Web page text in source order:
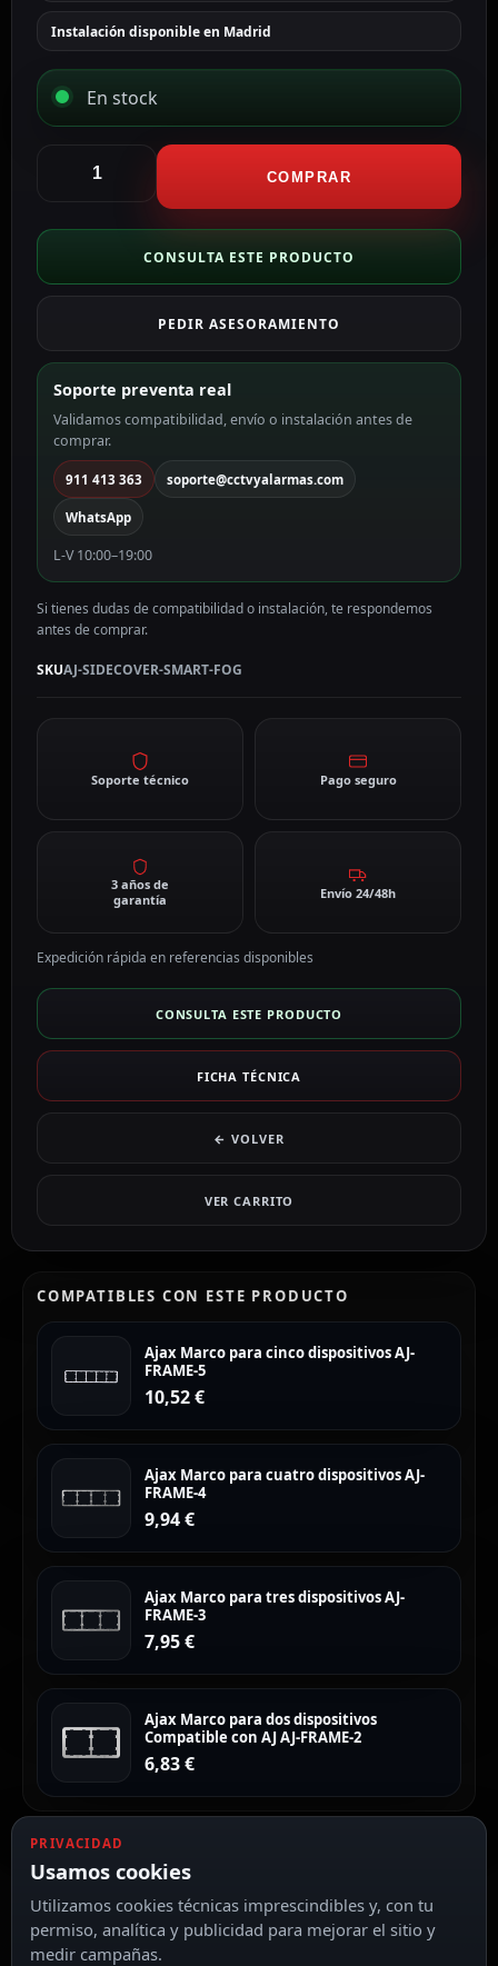
Instalación disponible en Madrid
En stock
para
inteligente
tipo
color
niebla
AJ-
SIDECOVER-
SMART-
FOG
cantidad
COMPRAR
CONSULTA ESTE PRODUCTO
PEDIR ASESORAMIENTO
Soporte preventa real
Validamos compatibilidad, envío o instalación antes de
comprar.
911 413 363 soporte@cctvyalarmas.com
WhatsApp
L-V 10:00–19:00
Si tienes dudas de compatibilidad o instalación, te respondemos
antes de comprar.
SKUAJ-SIDECOVER-SMART-FOG
Soporte técnico Pago seguro
3 años de
garantía
Envío 24/48h
Expedición rápida en referencias disponibles
CONSULTA ESTE PRODUCTO
FICHA TÉCNICA
← VOLVER
VER CARRITO
COMPATIBLES CON ESTE PRODUCTO
Ajax Marco para cinco dispositivos AJ-
FRAME-5
10,52€
Ajax Marco para cuatro dispositivos AJ-
FRAME-4
9,94€
Ajax Marco para tres dispositivos AJ-
FRAME-3
7,95€
Ajax Marco para dos dispositivos
Compatible con AJ AJ-FRAME-2
6,83€
PRIVACIDAD
Usamos cookies
Utilizamos cookies técnicas imprescindibles y, con tu
permiso, analítica y publicidad para mejorar el sitio y
medir campañas.